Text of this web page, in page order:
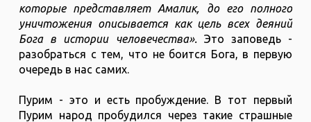
которые представляет Амалик, до его полного
уничтожения описывается как цель всех деяний
Бога в истории человечества». Это заповедь -
разобраться с тем, что не боится Бога, в первую
очередь в нас самих.
Пурим - это и есть пробуждение. В тот первый
Пурим народ пробудился через такие страшные